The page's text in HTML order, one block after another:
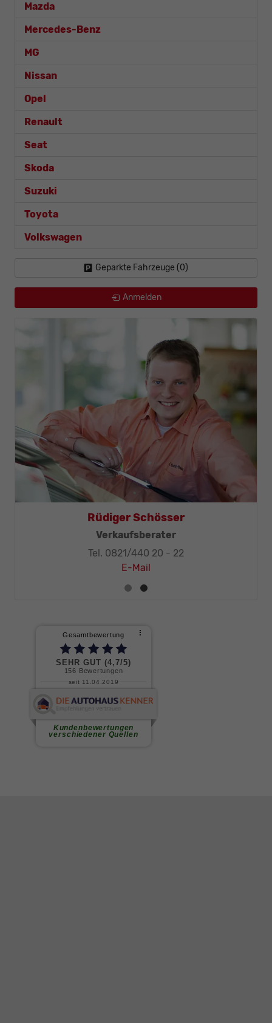
Mazda
Mercedes-Benz
MG
Nissan
Opel
Renault
Seat
Skoda
Suzuki
Toyota
Volkswagen
Geparkte Fahrzeuge (0)
Anmelden
Rüdiger Schösser
Verkaufsberater
Tel. 0821/440 20 - 22
E-Mail